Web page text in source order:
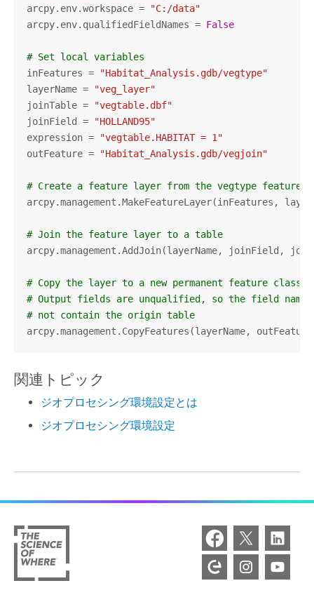
arcpy.env.workspace =
"C:/data"
arcpy.env.qualifiedFieldNames = False
# Set local variables
inFeatures =
"Habitat_Analysis.gdb/vegtype"
layerName =
"veg_layer"
joinTable =
"vegtable.dbf"
joinField =
"HOLLAND95"
expression =
"vegtable.HABITAT = 1"
outFeature =
"Habitat_Analysis.gdb/vegjoin"
# Create a feature layer from the vegtype feature
arcpy.management.MakeFeatureLayer(inFeatures,
# Join the feature layer to a table
arcpy.management.AddJoin(layerName, joinField,
# Copy the layer to a new permanent feature class
# Output fields are unqualified, so the field
# not contain the origin table
arcpy.management.CopyFeatures(layerName,
関連トピック
ジオプロセシング環境設定とは
ジオプロセシング環境設定